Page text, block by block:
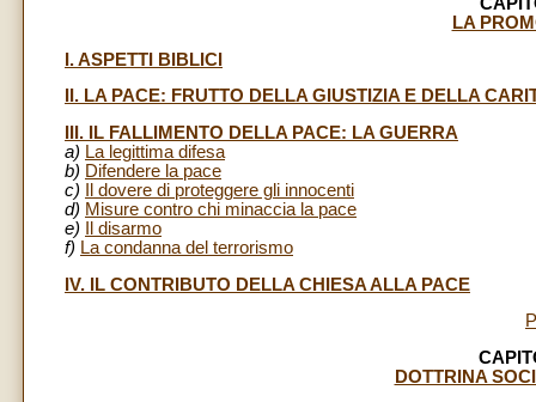
LA
I. ASPETTI BIBLICI
II. LA PACE: FRUTTO DELLA GIUSTIZIA E DELLA
III. IL FALLIMENTO DELLA PACE: LA GUERRA
a) La legittima difesa
b) Difendere la pace
c)
Il dovere di proteggere gli innocenti
d) Misure contro chi minaccia la pace
e)
Il disarmo
f) La condanna del terrorismo
IV. IL CONTRIBUTO DELLA CHIESA ALLA PACE
DOTTRINA